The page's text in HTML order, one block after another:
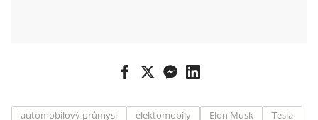
automobilový průmysl elektomobily Elon Musk Tesla